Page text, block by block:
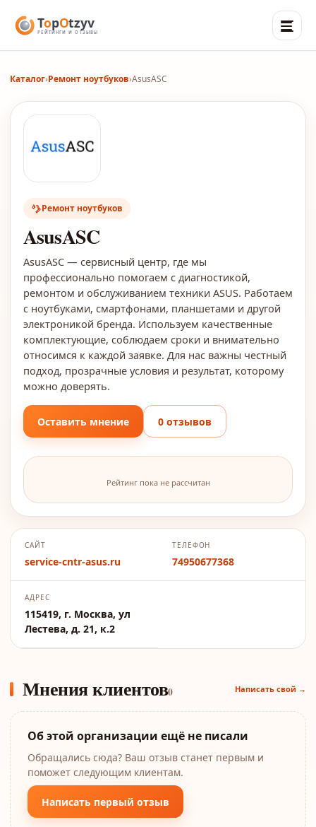
Каталог›Ремонт ноутбуков›AsusASC
Ремонт ноутбуков
AsusASC
AsusASC — сервисный центр, где мы
профессионально помогаем с диагностикой,
ремонтом и обслуживанием техники ASUS. Работаем
с ноутбуками, смартфонами, планшетами и другой
электроникой бренда. Используем качественные
комплектующие, соблюдаем сроки и внимательно
относимся к каждой заявке. Для нас важны честный
подход, прозрачные условия и результат, которому
можно доверять.
Оставить мнение 0 отзывов
Рейтинг пока не рассчитан
САЙТ
service-cntr-asus.ru
ТЕЛЕФОН
74950677368
АДРЕС
115419, г. Москва, ул
Лестева, д. 21, к.2
Мнения клиентов0 Написать свой →
Об этой организации ещё не писали
Обращались сюда? Ваш отзыв станет первым и
поможет следующим клиентам.
Написать первый отзыв